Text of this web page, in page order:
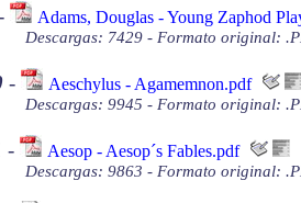
Adams, Douglas - Young Zaphod
Descargas: 7429 - Formato original:
- Aeschylus - Agamemnon.pdf
Descargas: 9945 - Formato original:
- Aesop - Aesop´s Fables.pdf
Descargas: 9863 - Formato original: